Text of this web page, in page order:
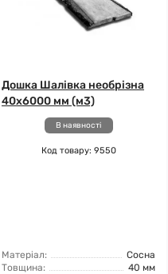
Дошка Шалівка необрізна
40x6000 мм (м3)
В наявності
Код товару: 9550
Матеріал:
Сосна
Товщина:
40 мм